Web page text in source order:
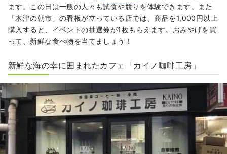
ます。この日は一般の人々も試食や競りを体験できます。また
「木津の朝市」の看板が立っている店では、商品を1,000円以上
購入すると、イベントの抽選券が1枚もらえます。おみやげを買
って、新鮮な食べ物を当てましょう！
新鮮な海の幸に囲まれたカフェ「カイノ咖啡工房」